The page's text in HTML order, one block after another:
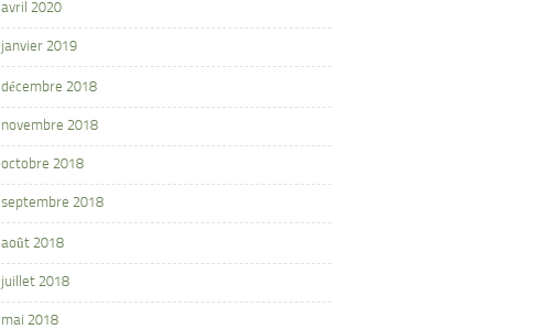
avril 2020
janvier 2019
décembre 2018
novembre 2018
octobre 2018
septembre 2018
août 2018
juillet 2018
mai 2018